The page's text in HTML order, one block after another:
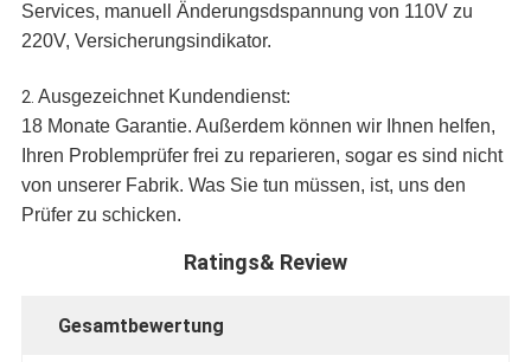
Services, manuell Änderungsdspannung von 110V zu
220V, Versicherungsindikator.
2. Ausgezeichnet Kundendienst:
18 Monate Garantie. Außerdem können wir Ihnen helfen,
Ihren Problemprüfer frei zu reparieren, sogar es sind nicht
von unserer Fabrik. Was Sie tun müssen, ist, uns den
Prüfer zu schicken.
Ratings& Review
Gesamtbewertung